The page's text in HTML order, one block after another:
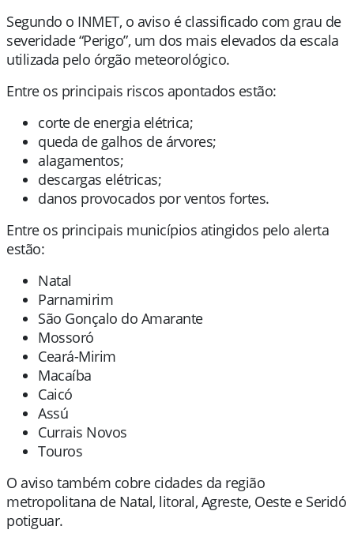
Segundo o INMET, o aviso é classificado com grau de
severidade “Perigo”, um dos mais elevados da escala
utilizada pelo órgão meteorológico.
Entre os principais riscos apontados estão:
corte de energia elétrica;
queda de galhos de árvores;
alagamentos;
descargas elétricas;
danos provocados por ventos fortes.
Entre os principais municípios atingidos pelo alerta
estão:
Natal
Parnamirim
São Gonçalo do Amarante
Mossoró
Ceará-Mirim
Macaíba
Caicó
Assú
Currais Novos
Touros
O aviso também cobre cidades da região
metropolitana de Natal, litoral, Agreste, Oeste e Seridó
potiguar.